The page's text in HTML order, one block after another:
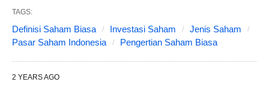
TAGS:
Definisi Saham Biasa Investasi Saham
Jenis Saham
Pasar Saham Indonesia
Pengertian Saham Biasa
2 YEARS AGO